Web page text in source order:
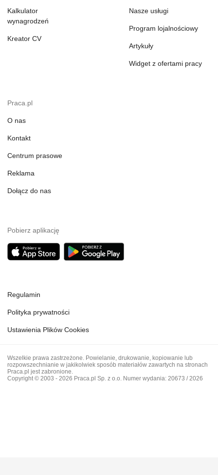
Kalkulator
wynagrodzeń
Kreator CV
Nasze usługi
Program lojalnościowy
Artykuły
Widget z ofertami pracy
Praca.pl
O nas
Kontakt
Centrum prasowe
Reklama
Dołącz do nas
Pobierz aplikację
Regulamin
Polityka prywatności
Ustawienia Plików Cookies
Wszelkie prawa zastrzeżone. Powielanie, drukowanie, kopiowanie lub
rozpowszechnianie w jakikolwiek sposób materiałów zawartych na stronach
Praca.pl jest zabronione.
Copyright © 2003 - 2026 Praca.pl Sp. z o.o. Numer wydania: 20673 / 2026